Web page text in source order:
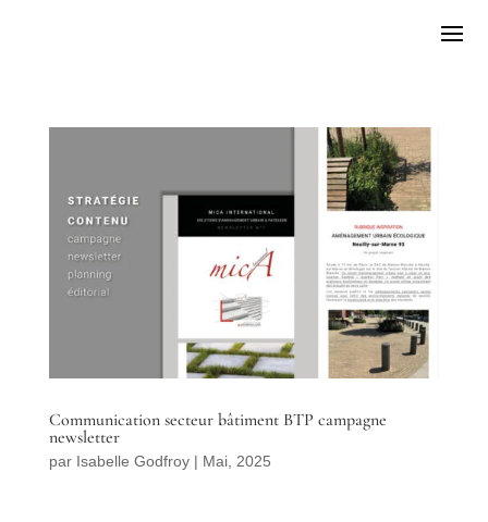
Communication secteur bâtiment BTP campagne
newsletter
par Isabelle Godfroy| Mai, 2025